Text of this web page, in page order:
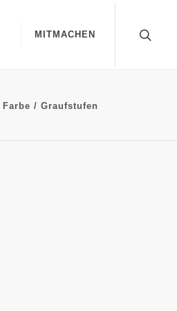
MITMACHEN
Farbe / Graufstufen